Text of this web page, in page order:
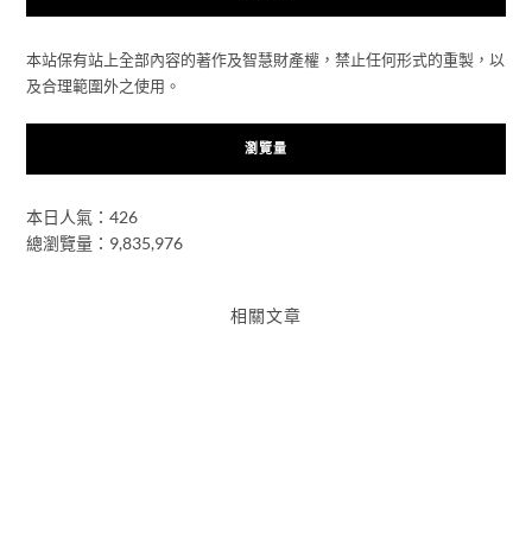
本站保有站上全部內容的著作及智慧財產權，禁止任何形式的重製，以
及合理範圍外之使用。
瀏覽量
本日人氣：426
總瀏覽量：9,835,976
相關文章